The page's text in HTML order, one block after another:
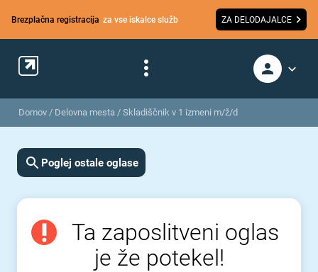
Brezplačna registracija za vse iskalce služb ZA DELODAJALCE
Domov / Delovna mesta / Skladiščnik v 1 izmeni m/ž/d
Poglej ostale oglase
Ta zaposlitveni oglas
je že potekel!